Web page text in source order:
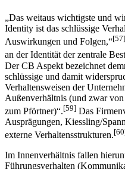
„Das weitaus wichtigste und
Identity ist das schlüssige
Auswirkungen und Folgen,“[57]
an der Identität der zentrale
Der CB Aspekt bezeichnet
schlüssige und damit
Verhaltensweisen der
Außenverhältnis (und zwar
zum Pförtner)“. [59]Das
Ausprägungen, Kiessling/
Im Innenverhältnis fallen